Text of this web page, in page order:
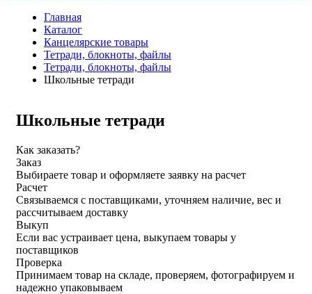
Главная
Каталог
Канцелярские товары
Тетради, блокноты, файлы
Тетради, блокноты, файлы
Школьные тетради
Школьные тетради
Как заказать?
Заказ
Выбираете товар и оформляете заявку на расчет
Расчет
Связываемся с поставщиками, уточняем наличие, вес и
рассчитываем доставку
Выкуп
Если вас устраивает цена, выкупаем товары у
поставщиков
Проверка
Принимаем товар на складе, проверяем, фотографируем и
надежно упаковываем